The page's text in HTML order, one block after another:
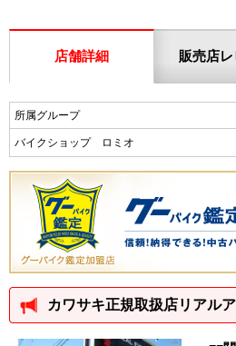
店舗詳細 販売店
所属グループ
バイクショップ ロミオ
カワサキ正規取扱店リアル